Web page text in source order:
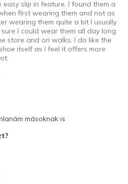
easy slip in feature. I found them a
first wearing them and not as
wearing them quite a bit I usually
I could wear them all day long
store and on walks. I do like the
itself as I feel it offers more
másoknak is